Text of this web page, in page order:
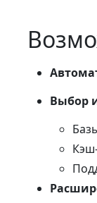
Выбор